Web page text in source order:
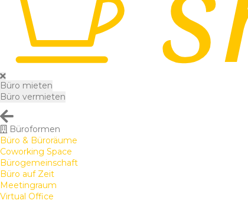
Büro mieten
Büro vermieten
Büroformen
Büro & Büroräume
Coworking Space
Bürogemeinschaft
Büro auf Zeit
Meetingraum
Virtual Office